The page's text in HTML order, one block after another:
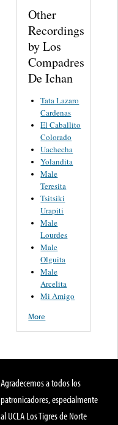
Other
Recordings
by Los
Compadres
De Ichan
Tata Lazaro
Cardenas
El Caballito
Colorado
Uachecha
Yolandita
Male
Teresita
Tsitsiki
Urapiti
Male
Lourdes
Male
Olguita
Male
Arcelita
Mi Amigo
More
Agradecemos a todos los
patronicadores, especialmente
al UCLA Los Tigres de Norte